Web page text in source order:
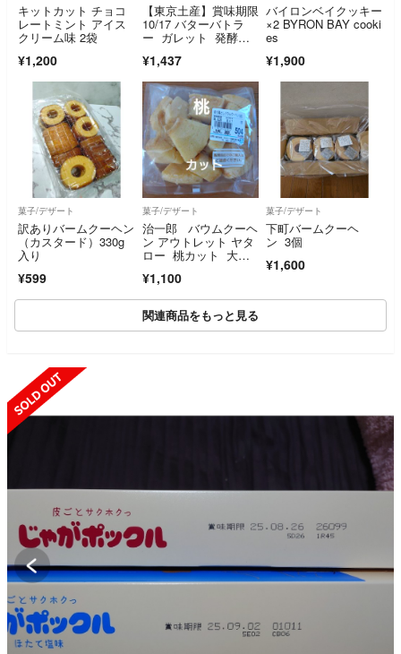
キットカット チョコ
レートミント アイス
クリーム味 2袋
¥1,200
【東京土産】賞味期限
10/17 バターバトラ
ー ガレット 発酵バ
購入予定の方のいい
ね！お待ちしてます
¥1,437
バイロンベイクッキー
×2 BYRON BAY cooki
es
¥1,900
菓子/デザート
訳ありバームクーヘン
（カスタード）330g
入り
¥599
菓子/デザート
治一郎 バウムクーヘ
ン アウトレット ヤタ
ロー 桃カット 大容
¥1,100
菓子/デザート
下町バームクーヘ
ン 3個
¥1,600
関連商品をもっと見る